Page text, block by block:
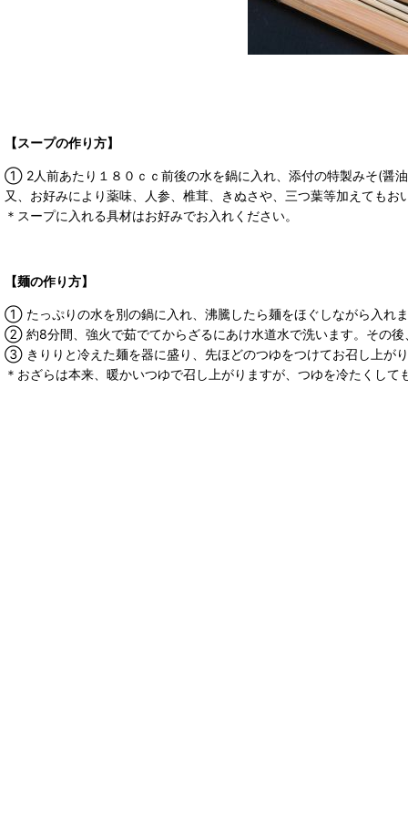
【スープの作り方】
① 2人前あたり１８０ｃｃ前後の水を鍋に入れ、添付の特製みそ(醤
又、お好みにより薬味、人参、椎茸、きぬさや、三つ葉等加えてもお
＊スープに入れる具材はお好みでお入れください。
【麺の作り方】
① たっぷりの水を別の鍋に入れ、沸騰したら麺をほぐしながら入れ
② 約8分間、強火で茹でてからざるにあけ水道水で洗います。その
③ きりりと冷えた麺を器に盛り、先ほどのつゆをつけてお召し上が
＊おざらは本来、暖かいつゆで召し上がりますが、つゆを冷たくして